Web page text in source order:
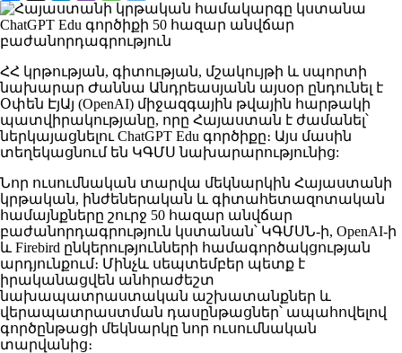
ՀՀ կրթության, գիտության, մշակույթի և սպորտի
նախարար Ժաննա Անդրեասյանն այսօր ընդունել է
Օփեն ԷյԱյ (OpenAI) միջազգային թվային հարթակի
պատվիրակությանը, որը Հայաստան է ժամանել՝
ներկայացնելու ChatGPT Edu գործիքը։ Այս մասին
տեղեկացնում են ԿԳՄՍ նախարարությունից:
Նոր ուսումնական տարվա մեկնարկին Հայաստանի
կրթական, ինժեներական և գիտահետազոտական
համայնքները շուրջ 50 հազար անվճար
բաժանորդագրություն կստանան՝ ԿԳՄՍՆ-ի, OpenAI-ի
և Firebird ընկերությունների համագործակցության
արդյունքում։ Մինչև սեպտեմբեր պետք է
իրականացվեն անհրաժեշտ
նախապատրաստական աշխատանքներ և
վերապատրաստման դասընթացներ՝ ապահովելով
գործընթացի մեկնարկը նոր ուսումնական
տարվանից։